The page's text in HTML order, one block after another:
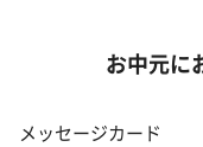
お中元に
メッセージカード